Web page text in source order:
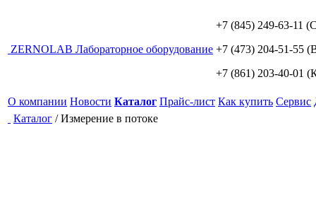
ZERNOLAB Лабораторное оборудование
+7 (845) 249-63-11
+7 (473) 204-51-55
+7 (861) 203-40-01
О компании Новости Каталог Прайс-лист Как купить Сервис
Каталог /Измерение в потоке